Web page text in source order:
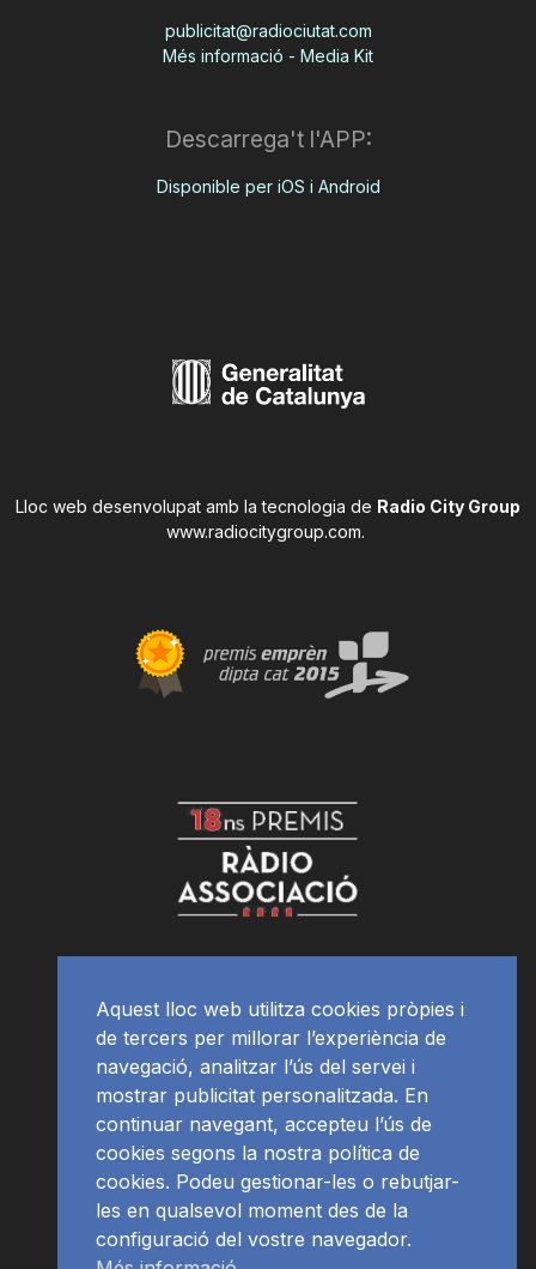
publicitat@radiociutat.com
Més informació - Media Kit
Descarrega't l'APP:
Disponible per iOS i Android
Lloc web desenvolupat amb la tecnologia de Radio City Group
www.radiocitygroup.com.
Aquest lloc web utilitza cookies pròpies i
de tercers per millorar l’experiència de
navegació, analitzar l’ús del servei i
mostrar publicitat personalitzada. En
continuar navegant, accepteu l’ús de
cookies segons la nostra política de
cookies. Podeu gestionar-les o rebutjar-
les en qualsevol moment des de la
configuració del vostre navegador.